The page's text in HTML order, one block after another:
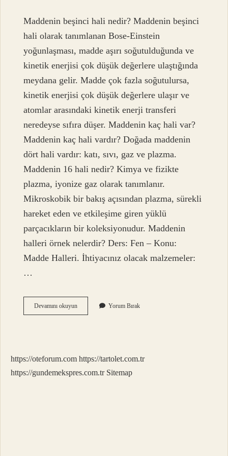
Maddenin beşinci hali nedir? Maddenin beşinci
hali olarak tanımlanan Bose-Einstein
yoğunlaşması, madde aşırı soğutulduğunda ve
kinetik enerjisi çok düşük değerlere ulaştığında
meydana gelir. Madde çok fazla soğutulursa,
kinetik enerjisi çok düşük değerlere ulaşır ve
atomlar arasındaki kinetik enerji transferi
neredeyse sıfıra düşer. Maddenin kaç hali var?
Maddenin kaç hali vardır? Doğada maddenin
dört hali vardır: katı, sıvı, gaz ve plazma.
Maddenin 16 hali nedir? Kimya ve fizikte
plazma, iyonize gaz olarak tanımlanır.
Mikroskobik bir bakış açısından plazma, sürekli
hareket eden ve etkileşime giren yüklü
parçacıkların bir koleksiyonudur. Maddenin
halleri örnek nelerdir? Ders: Fen – Konu:
Madde Halleri. İhtiyacınız olacak malzemeler:
…
Devamını okuyunMaddenin
5
Yorum Bırak
https://oteforum.com https://tartolet.com.tr
https://gundemekspres.com.tr Sitemap